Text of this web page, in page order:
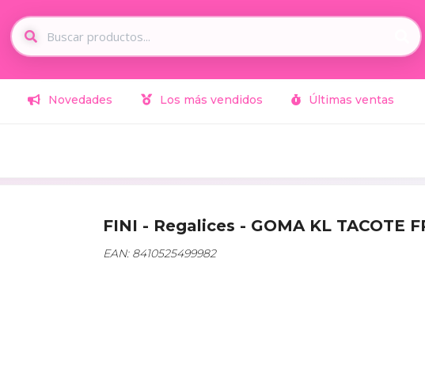
Novedades Los más vendidos Últimas ventas
FINI - Regalices - GOMA KL TACOTE
EAN: 8410525499982